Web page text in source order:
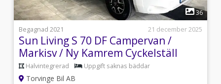
1
36
Begagnad 2021
21 december 2025
Sun Living S 70 DF Campervan /
Markisv / Ny Kamrem Cyckelställ
Halvintegrerad Uppgift saknas bäddar
Torvinge Bil AB